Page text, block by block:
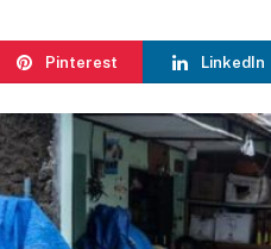
Pinterest LinkedIn